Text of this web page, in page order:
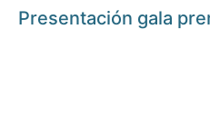
Presentación gala